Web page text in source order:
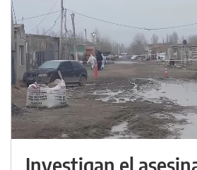
Investigan el